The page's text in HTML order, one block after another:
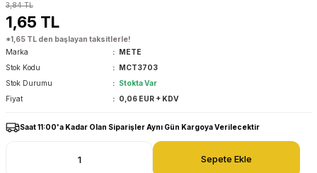
3,84 TL
1,65 TL
*1,65 TL den başlayan taksitlerle!
Marka
METE
Stok Kodu
MCT3703
Stok Durumu
Stokta Var
Fiyat
0,06 EUR + KDV
Saat 11:00'a Kadar Olan Siparişler Aynı Gün Kargoya Verilecektir
Sepete Ekle